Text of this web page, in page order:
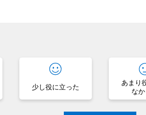
少し役に立った
あまり
な